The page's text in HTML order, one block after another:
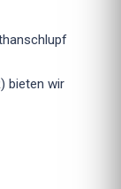
bieten wir